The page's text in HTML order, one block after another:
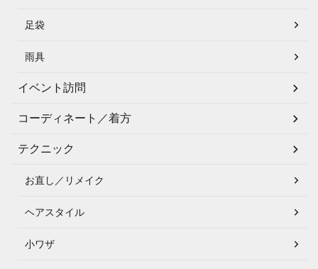
足袋
雨具
イベント訪問
コーディネート／着方
テクニック
お直し／リメイク
ヘアスタイル
小ワザ